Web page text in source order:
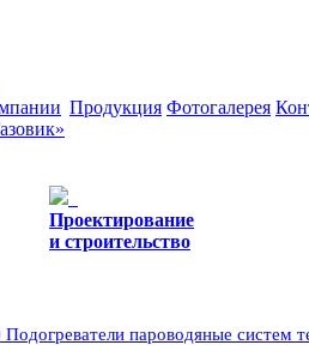
Продукция Фотогалерея
Проектирование
и строительство
пароводяные систем